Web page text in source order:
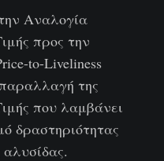
Αναλογία
προς την
to-Liveliness
της
που λαμβάνει
δραστηριότητας